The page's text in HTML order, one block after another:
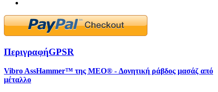
ΠεριγραφήGPSR
Vibro AssHammer™ της MEO® - Δονητική ράβδος μασάζ από
μέταλλο